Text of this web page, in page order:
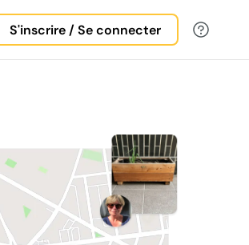
S'inscrire / Se connecter